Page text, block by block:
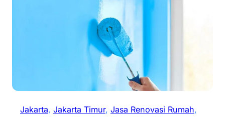
Jakarta, Jakarta Timur, Jasa Renovasi Rumah